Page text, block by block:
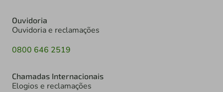
Ouvidoria
Ouvidoria e reclamações
0800 646 2519
Chamadas Internacionais
Elogios e reclamações